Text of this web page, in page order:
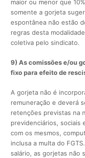
maior ou menor que
somente a gorjeta
espontânea não estão
regras desta
coletiva pelo sindicato.
9) As comissões e/ou
fixo para efeito de
A gorjeta não é
remuneração e deverá
retenções previstas na
previdenciários, sociais
com os mesmos,
inclusa a multa do
salário, as gorjetas não